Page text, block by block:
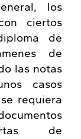
los
ciertos
de
de
las notas
casos
requiera
de